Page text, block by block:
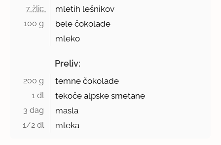
7 žlic mletih lešnikov
100 g
bele čokolade
mleko
Preliv:
200 g temne čokolade
1 dl tekoče alpske smetane
3 dag masla
1/2 dl mleka